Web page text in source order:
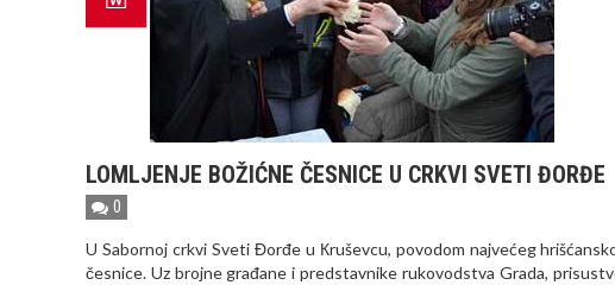
LOMLJENJE BOŽIĆNE ČESNICE U CRKVI SVETI ĐORĐE
0
U Sabornoj crkvi Sveti Đorđe u Кruševcu, povodom najvećeg
česnice. Uz brojne građane i predstavnike rukovodstva Grada,